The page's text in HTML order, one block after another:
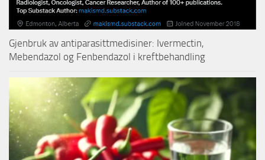
Gjenbruk av antiparasittmedisiner: Ivermectin,
Mebendazol og Fenbendazol i kreftbehandling